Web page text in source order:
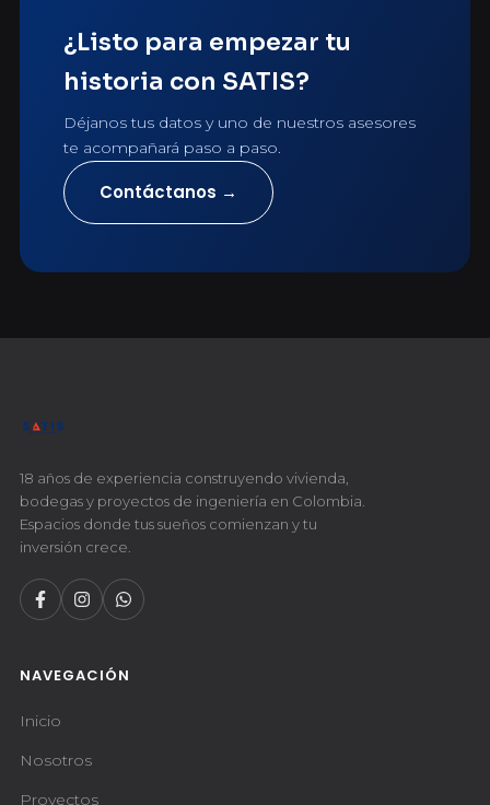
¿Listo para empezar tu
historia con SATIS?
Déjanos tus datos y uno de nuestros asesores
te acompañará paso a paso.
Contáctanos →
18 años de experiencia construyendo vivienda,
bodegas y proyectos de ingeniería en Colombia.
Espacios donde tus sueños comienzan y tu
inversión crece.
NAVEGACIÓN
Inicio
Nosotros
Proyectos